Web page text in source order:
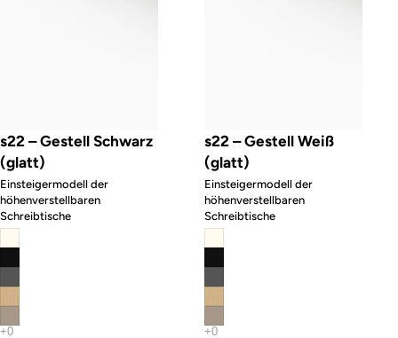
s22 – Gestell Schwarz
(glatt)
Einsteigermodell der
höhenverstellbaren
Schreibtische
s22 – Gestell Weiß
(glatt)
Einsteigermodell der
höhenverstellbaren
Schreibtische